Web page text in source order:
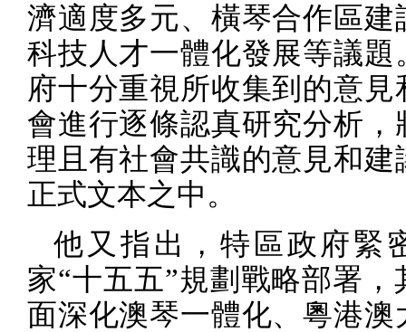
濟適度多元、橫琴合作區建
科技人才一體化發展等議題
府十分重視所收集到的意見
會進行逐條認真研究分析，
理且有社會共識的意見和建
正式文本之中。
他又指出，特區政府緊
家“十五五”規劃戰略部署，
面深化澳琴一體化、粵港澳